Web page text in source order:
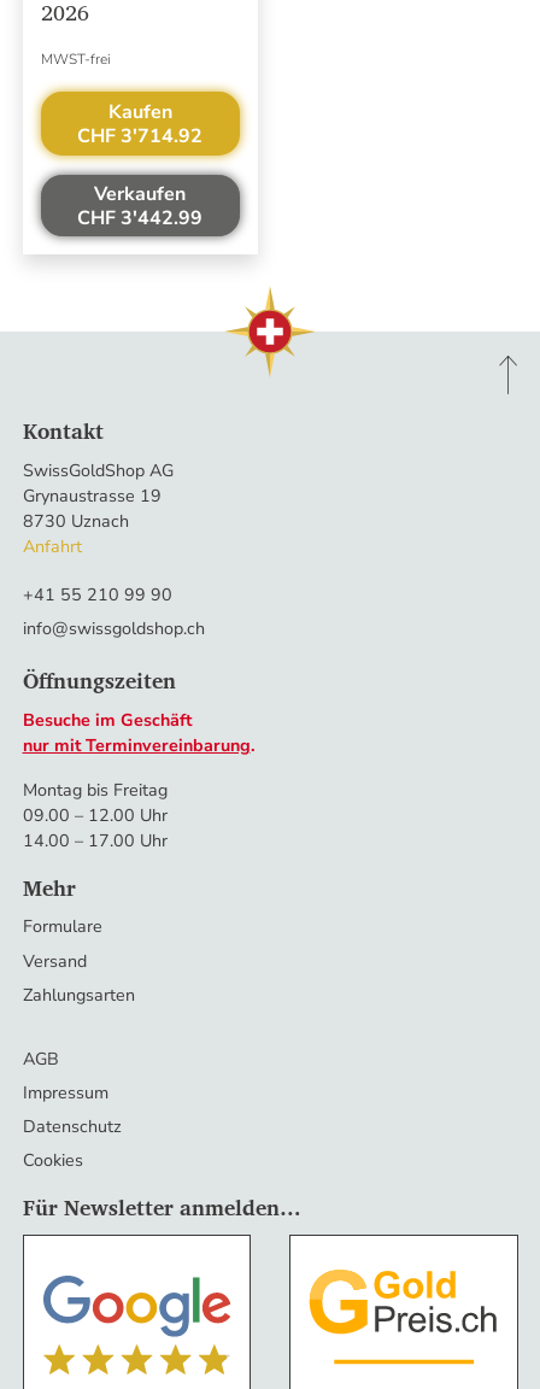
2026
MWST-frei
Kaufen
CHF 3'714.92
Verkaufen
CHF 3'442.99
Kontakt
SwissGoldShop AG
Grynaustrasse 19
8730 Uznach
Anfahrt
+41 55 210 99 90
info@swissgoldshop.ch
Öffnungszeiten
Besuche im Geschäft
nur mit Terminvereinbarung.
Montag bis Freitag
09.00 – 12.00 Uhr
14.00 – 17.00 Uhr
Mehr
Formulare
Versand
Zahlungsarten
AGB
Impressum
Datenschutz
Cookies
Für Newsletter anmelden…